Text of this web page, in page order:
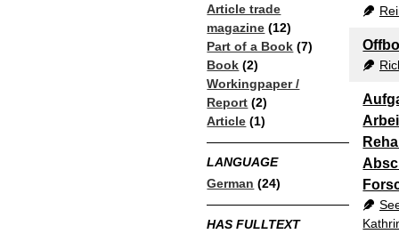
Article trade
magazine (12)
Part of a Book (7)
Book (2)
Workingpaper /
Report (2)
Article (1)
LANGUAGE
German (24)
HAS FULLTEXT